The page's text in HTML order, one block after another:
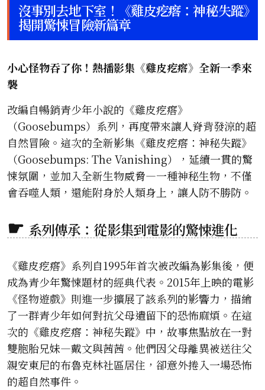
沒事別去地下室！《雞皮疙瘩：神秘失蹤》
揭開驚悚冒險新篇章
小心怪物吞了你！熱播影集《雞皮疙瘩》全新一季來
襲
改編自暢銷青少年小說的《雞皮疙瘩》
（Goosebumps）系列，再度帶來讓人脊背發涼的超
自然冒險。這次的全新影集《雞皮疙瘩：神秘失蹤》
（Goosebumps: The Vanishing），延續一貫的驚
悚氛圍，並加入全新生物威脅—一種神秘生物，不僅
會吞噬人類，還能附身於人類身上，讓人防不勝防。
系列傳承：從影集到電影的驚悚進化
《雞皮疙瘩》系列自1995年首次被改編為影集後，便
成為青少年驚悚題材的經典代表。2015年上映的電影
《怪物遊戲》則進一步擴展了該系列的影響力，描繪
了一群青少年如何對抗父母遺留下的恐怖麻煩。在這
次的《雞皮疙瘩：神秘失蹤》中，故事焦點放在一對
雙胞胎兄妹—戴文與茜茜。他們因父母離異被送往父
親安東尼的布魯克林社區居住，卻意外捲入一場恐怖
的超自然事件。